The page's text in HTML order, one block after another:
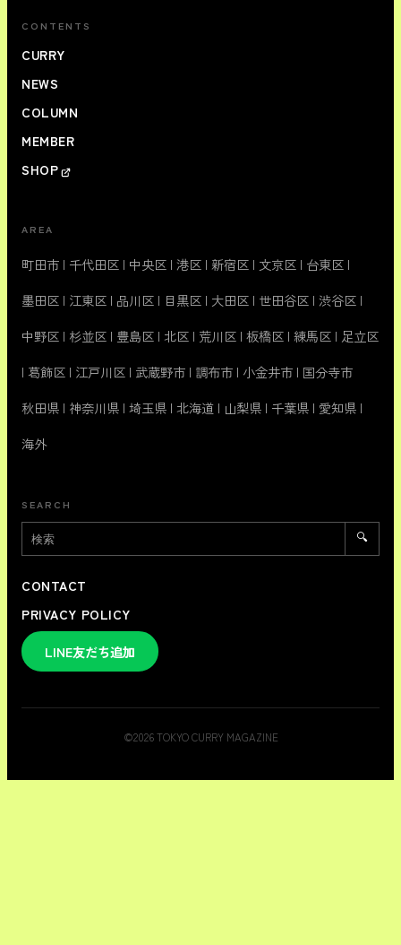
CONTENTS
CURRY
NEWS
COLUMN
MEMBER
SHOP
AREA
町田市 | 千代田区 | 中央区 | 港区 | 新宿区 | 文京区 | 台東区 |
墨田区 | 江東区 | 品川区 | 目黒区 | 大田区 | 世田谷区 | 渋谷区 |
中野区 | 杉並区 | 豊島区 | 北区 | 荒川区 | 板橋区 | 練馬区 | 足立区
| 葛飾区 | 江戸川区 | 武蔵野市 | 調布市 | 小金井市 | 国分寺市
秋田県 | 神奈川県 | 埼玉県 | 北海道 | 山梨県 | 千葉県 | 愛知県 |
海外
SEARCH
🔍
CONTACT
PRIVACY POLICY
LINE友だち追加
©2026TOKYO CURRY MAGAZINE